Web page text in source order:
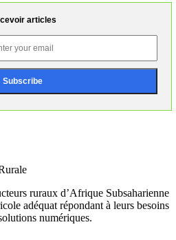
articles
ruraux d’Afrique Subsaharienne
adéquat répondant à leurs besoins
numériques.